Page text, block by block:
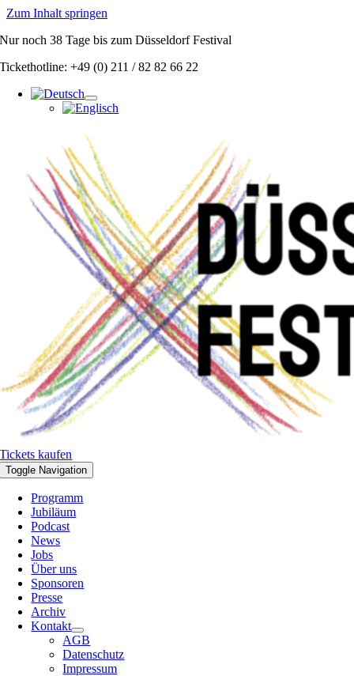
Zum Inhalt springen
Nur noch38 Tagebis zum Düsseldorf Festival
Tickethotline: +49 (0) 211 / 82 82 66 22
Tickets kaufen
Toggle Navigation
Programm
Jubiläum
Podcast
News
Jobs
Über uns
Sponsoren
Presse
Archiv
Kontakt
AGB
Datenschutz
Impressum